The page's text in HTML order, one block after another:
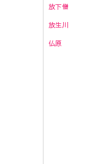
放下僧
放生川
仏原